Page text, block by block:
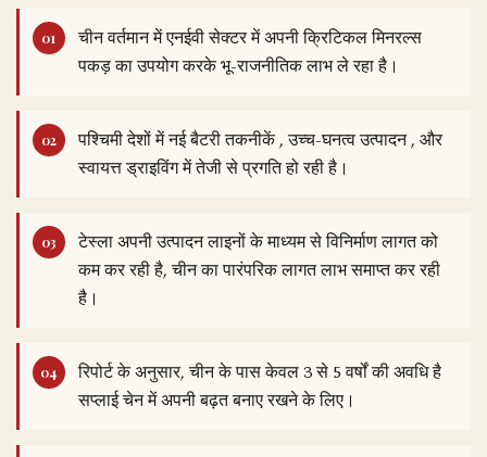
चीन वर्तमान में एनईवी सेक्टर में अपनी क्रिटिकल मिनरल्स
पकड़ का उपयोग करके भू-राजनीतिक लाभ ले रहा है।
पश्चिमी देशों में नई बैटरी तकनीकें , उच्च-घनत्व उत्पादन , और
स्वायत्त ड्राइविंग में तेजी से प्रगति हो रही है।
टेस्ला अपनी उत्पादन लाइनों के माध्यम से विनिर्माण लागत को
कम कर रही है, चीन का पारंपरिक लागत लाभ समाप्त कर रही
है।
रिपोर्ट के अनुसार, चीन के पास केवल 3 से 5 वर्षों की अवधि है
सप्लाई चेन में अपनी बढ़त बनाए रखने के लिए।